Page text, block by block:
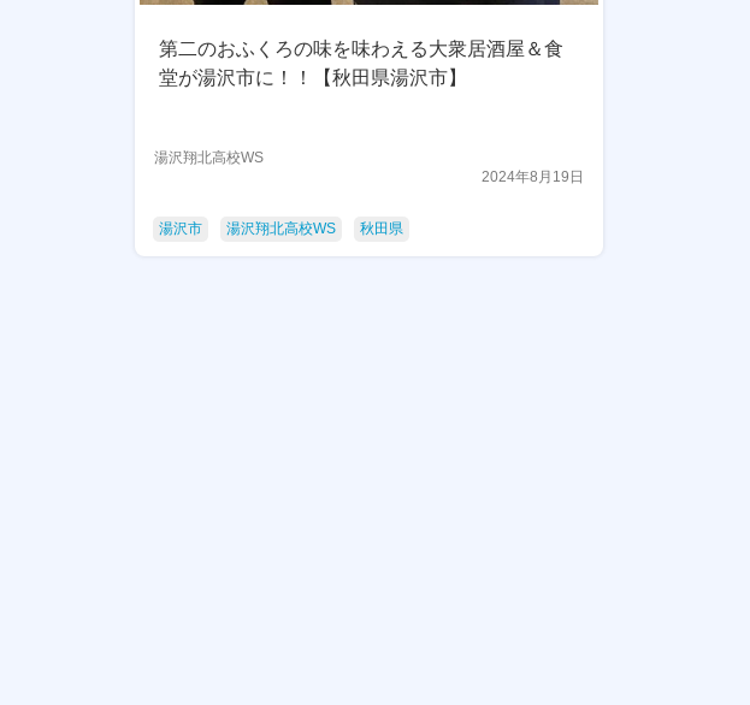
第二のおふくろの味を味わえる大衆居酒屋＆食
堂が湯沢市に！！【秋田県湯沢市】
湯沢翔北高校WS
2024年8月19日
湯沢市 湯沢翔北高校WS 秋田県